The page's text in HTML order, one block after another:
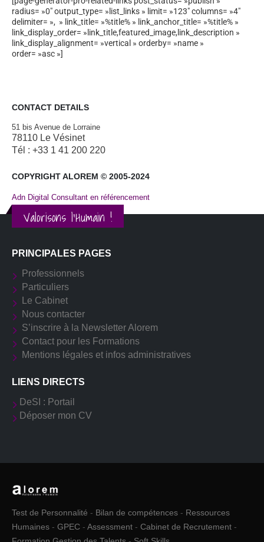
radius= »0″ output_type= »list_links » limit= »123″ columns= »4″
delimiter= », » link_title= »%title% » link_anchor_title= »%title% »
link_display_order= »link_title,featured_image,link_description »
link_display_alignment= »vertical » orderby= »name »
order= »asc »]
CONTACT DETAILS
51 bis Avenue de Lorraine
78110 Le Vésinet
Tél : +33 1 41 200 220
COPYRIGHT ALOREM © 2005-2024
Adn Digital Consultant en référencement
Valorisons l'Humain !
PRINCIPALES PAGES
Professionnels
Particuliers
Le Cabinet
Nous contacter
S’inscrire à la Newsletter Alorem
Contact pour les Formations
Mentions légales et infos administratives
LIENS DIRECTS
DeSI : Portail
Déposer mon CV
Test de Personnalité - Bilan de compétences - Ressources
Humaines - GPEC - Assessment - Cabinet de Recrutement -